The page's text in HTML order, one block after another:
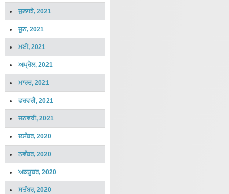
ਜੁਲਾਈ, 2021
ਜੂਨ, 2021
ਮਈ, 2021
ਅਪ੍ਰੈਲ, 2021
ਮਾਰਚ, 2021
ਫਰਵਰੀ, 2021
ਜਨਵਰੀ, 2021
ਦਸੰਬਰ, 2020
ਨਵੰਬਰ, 2020
ਅਕਤੂਬਰ, 2020
ਸਤੰਬਰ, 2020